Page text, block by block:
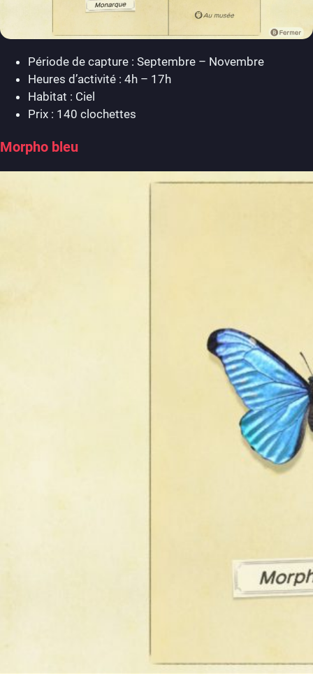
Période de capture : Septembre – Novembre
Heures d’activité : 4h – 17h
Habitat : Ciel
Prix : 140 clochettes
Morpho bleu